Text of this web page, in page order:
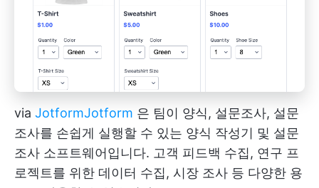
via JotformJotform 은 팀이 양식, 설문조사, 설문
조사를 손쉽게 실행할 수 있는 양식 작성기 및 설문
조사 소프트웨어입니다. 고객 피드백 수집, 연구 프
로젝트를 위한 데이터 수집, 시장 조사 등 다양한 용